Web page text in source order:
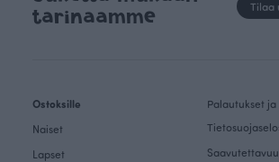
tarinaamme
Tilaa
Ostoksille
Naiset
Lapset
Palautukset